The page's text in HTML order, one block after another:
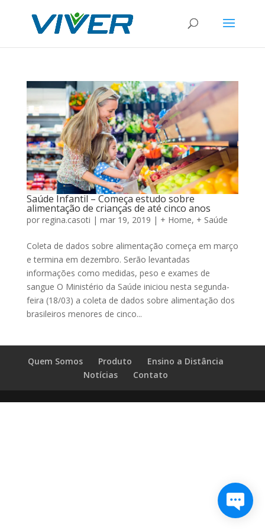
Saúde Infantil – Começa estudo sobre
alimentação de crianças de até cinco anos
por regina.casoti | mar 19, 2019 | + Home, + Saúde
Coleta de dados sobre alimentação começa em março
e termina em dezembro. Serão levantadas
informações como medidas, peso e exames de
sangue O Ministério da Saúde iniciou nesta segunda-
feira (18/03) a coleta de dados sobre alimentação dos
brasileiros menores de cinco...
Quem Somos Produto
Ensino a Distância
Notícias
Contato